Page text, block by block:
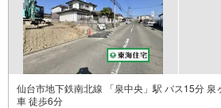
仙台市地下鉄南北線 「泉中央」駅 バス15分 泉
車 徒歩6分